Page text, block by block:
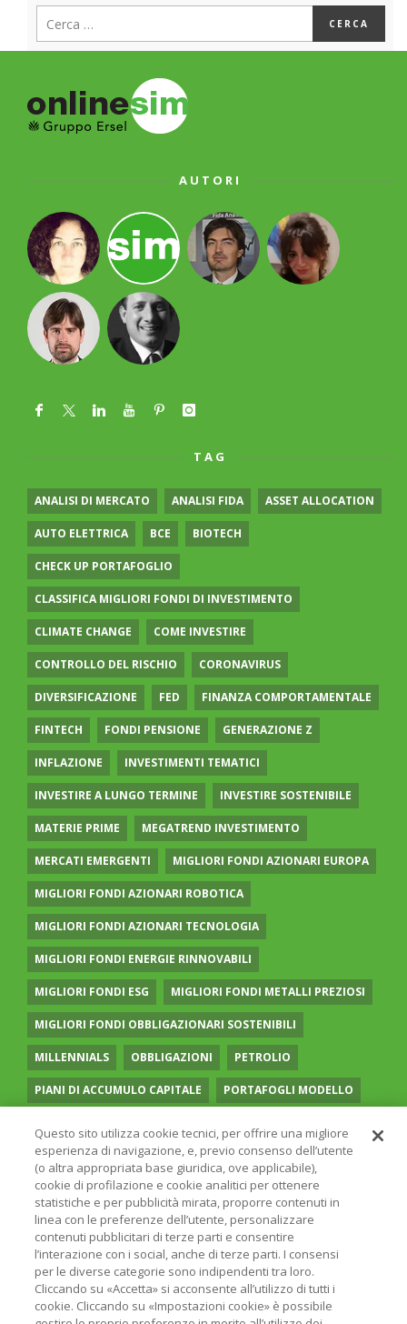
AUTORI
TAG
ANALISI DI MERCATO ANALISI FIDA ASSET ALLOCATION
AUTO ELETTRICA BCE BIOTECH
CHECK UP PORTAFOGLIO
CLASSIFICA MIGLIORI FONDI DI INVESTIMENTO
CLIMATE CHANGE COME INVESTIRE
CONTROLLO DEL RISCHIO CORONAVIRUS
DIVERSIFICAZIONE FED FINANZA COMPORTAMENTALE
FINTECH FONDI PENSIONE GENERAZIONE Z
INFLAZIONE INVESTIMENTI TEMATICI
INVESTIRE A LUNGO TERMINE INVESTIRE SOSTENIBILE
MATERIE PRIME MEGATREND INVESTIMENTO
MERCATI EMERGENTI MIGLIORI FONDI AZIONARI EUROPA
MIGLIORI FONDI AZIONARI ROBOTICA
MIGLIORI FONDI AZIONARI TECNOLOGIA
MIGLIORI FONDI ENERGIE RINNOVABILI
MIGLIORI FONDI ESG MIGLIORI FONDI METALLI PREZIOSI
MIGLIORI FONDI OBBLIGAZIONARI SOSTENIBILI
MILLENNIALS OBBLIGAZIONI PETROLIO
PIANI DI ACCUMULO CAPITALE PORTAFOGLI MODELLO
RISPARMIO GESTITO SOCIAL MEDIA STILE VALUE
TASSI UGUAGLIANZA DI GENERE VOLATILITÀ
© 2026 ONLINE SIM - ONLINE SIM È UNA SOCIETÀ DEL
GRUPPO BANCARIOERSEL - P.IVA 12927410154
Questo sito utilizza cookie tecnici, per offrire una migliore
esperienza di navigazione, e, previo consenso dell’utente
(o altra appropriata base giuridica, ove applicabile),
cookie di profilazione e cookie analitici per ottenere
statistiche e per pubblicità mirata, proporre contenuti in
linea con le preferenze dell’utente, personalizzare
contenuti pubblicitari di terze parti e consentire
l’interazione con i social, anche di terze parti. I consensi
per le diverse categorie sono indipendenti tra loro.
Cliccando su «Accetta» si acconsente all’utilizzo di tutti i
cookie. Cliccando su «Impostazioni cookie» è possibile